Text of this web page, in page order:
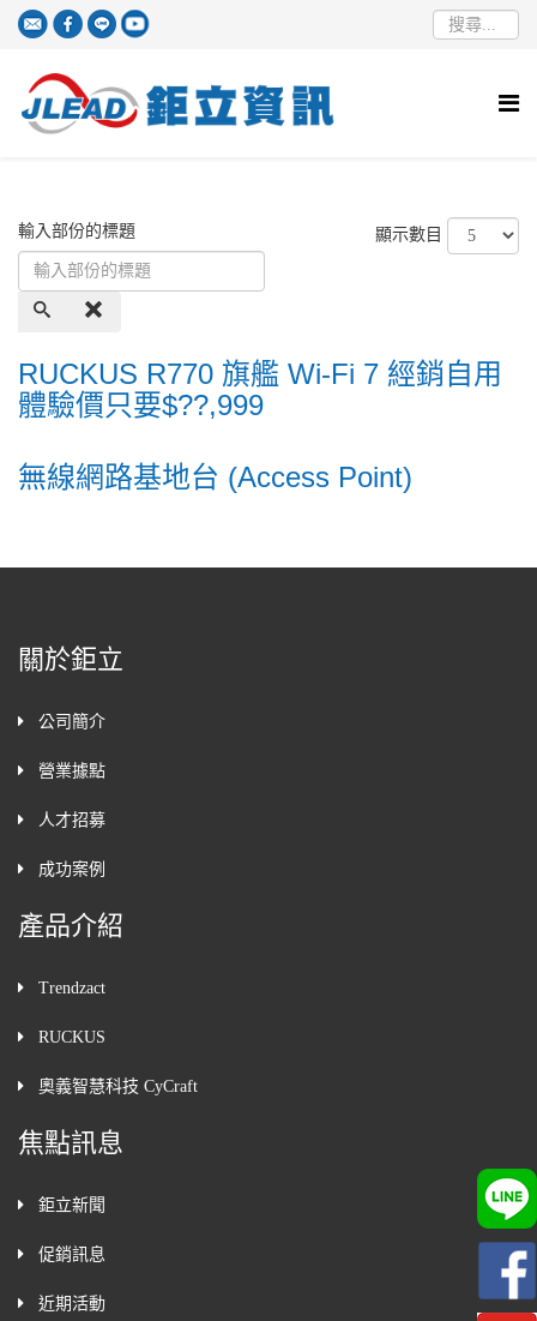
輸入部份的標題 顯示數目
RUCKUS R770 旗艦 Wi-Fi 7 經銷自用
體驗價只要$??,999
無線網路基地台 (Access Point)
關於鉅立
公司簡介
營業據點
人才招募
成功案例
產品介紹
Trendzact
RUCKUS
奧義智慧科技 CyCraft
焦點訊息
鉅立新聞
促銷訊息
近期活動